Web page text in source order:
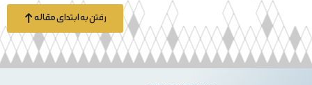
رفتن به ابتدای مقاله